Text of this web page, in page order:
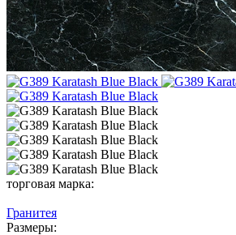
торговая марка:
Гранитея
Размеры: